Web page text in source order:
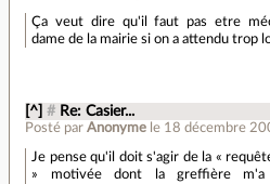
Ça veut dire qu'il faut pas etre
dame de la mairie si on a attendu trop
[^] # Re: Casier...
Posté parAnonyme le 18 décembre
Je pense qu'il doit s'agir de la «
» motivée dont la greffière m'a